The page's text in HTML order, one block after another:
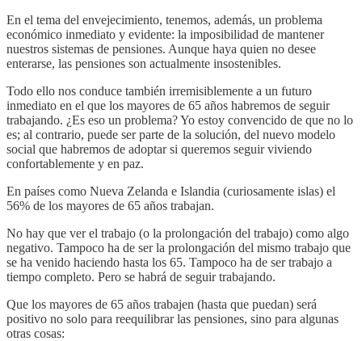
En el tema del envejecimiento, tenemos, además, un problema
económico inmediato y evidente: la imposibilidad de mantener
nuestros sistemas de pensiones. Aunque haya quien no desee
enterarse, las pensiones son actualmente insostenibles.
Todo ello nos conduce también irremisiblemente a un futuro
inmediato en el que los mayores de 65 años habremos de seguir
trabajando. ¿Es eso un problema? Yo estoy convencido de que no lo
es; al contrario, puede ser parte de la solución, del nuevo modelo
social que habremos de adoptar si queremos seguir viviendo
confortablemente y en paz.
En países como Nueva Zelanda e Islandia (curiosamente islas) el
56% de los mayores de 65 años trabajan.
No hay que ver el trabajo (o la prolongación del trabajo) como algo
negativo. Tampoco ha de ser la prolongación del mismo trabajo que
se ha venido haciendo hasta los 65. Tampoco ha de ser trabajo a
tiempo completo. Pero se habrá de seguir trabajando.
Que los mayores de 65 años trabajen (hasta que puedan) será
positivo no solo para reequilibrar las pensiones, sino para algunas
otras cosas: